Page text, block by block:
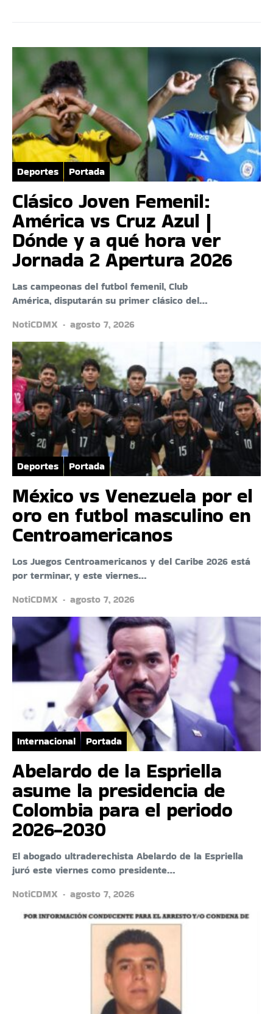
Deportes Portada
Clásico Joven Femenil:
América vs Cruz Azul |
Dónde y a qué hora ver
Jornada 2 Apertura 2026
Las campeonas del futbol femenil, Club
América, disputarán su primer clásico del…
NotiCDMX
agosto 7, 2026
Deportes Portada
México vs Venezuela por el
oro en futbol masculino en
Centroamericanos
Los Juegos Centroamericanos y del Caribe 2026 está
por terminar, y este viernes…
NotiCDMX
agosto 7, 2026
Internacional Portada
Abelardo de la Espriella
asume la presidencia de
Colombia para el periodo
2026-2030
El abogado ultraderechista Abelardo de la Espriella
juró este viernes como presidente…
NotiCDMX
agosto 7, 2026